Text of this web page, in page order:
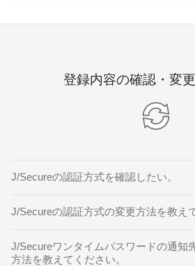
登録内容の確認・変
J/Secureの認証方式を確認したい。
J/Secureの認証方式の変更方法を教え
J/Secureワンタイムパスワードの通知
方法を教えてください。